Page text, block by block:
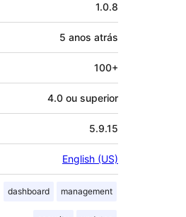
1.0.8
5 anos atrás
100+
4.0 ou superior
5.9.15
English (US)
dashboard management